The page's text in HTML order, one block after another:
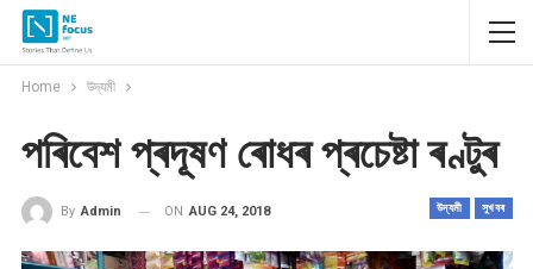
Home উদ্যমী
পৰিবেশ প্ৰদূষণ ৰোধৰ প্ৰচেষ্টা ৰণ্টুৰ
উদ্যমী সুখবৰ
By Admin ON AUG 24, 2018